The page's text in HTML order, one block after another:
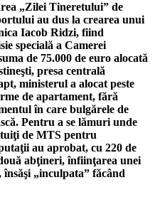
„Zilei Tineretului” de
au dus la crearea unui
Iacob Ridzi, fiind
specială a Camerei
de 75.000 de euro alocată
presa centrală
ministerul a alocat peste
de apartament, fără
în care bulgărele de
Pentru a se lămuri unde
de MTS pentru
au aprobat, cu 220 de
abţineri, înfiinţarea unei
„inculpata” făcând